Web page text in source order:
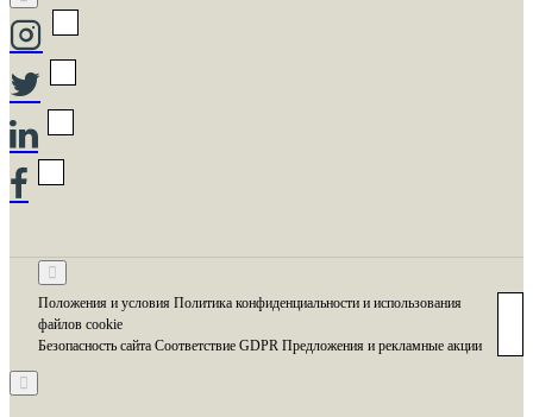
Положения и условия Политика конфиденциальности и использования
файлов cookie
Безопасность сайта Соответствие GDPR Предложения и рекламные акции